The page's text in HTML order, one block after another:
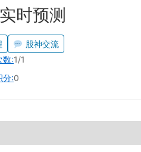
时预测
股神交流
数:1/1
分:0